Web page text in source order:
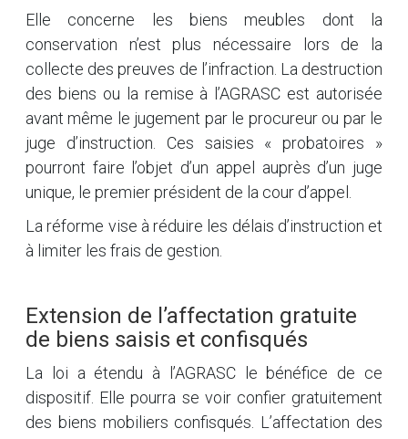
Elle concerne les biens meubles dont la
conservation n’est plus nécessaire lors de la
collecte des preuves de l’infraction. La destruction
des biens ou la remise à l’AGRASC est autorisée
avant même le jugement par le procureur ou par le
juge d’instruction. Ces saisies « probatoires »
pourront faire l’objet d’un appel auprès d’un juge
unique, le premier président de la cour d’appel.
La réforme vise à réduire les délais d’instruction et
à limiter les frais de gestion.
Extension de l’affectation gratuite
de biens saisis et confisqués
La loi a étendu à l’AGRASC le bénéfice de ce
dispositif. Elle pourra se voir confier gratuitement
des biens mobiliers confisqués. L’affectation des